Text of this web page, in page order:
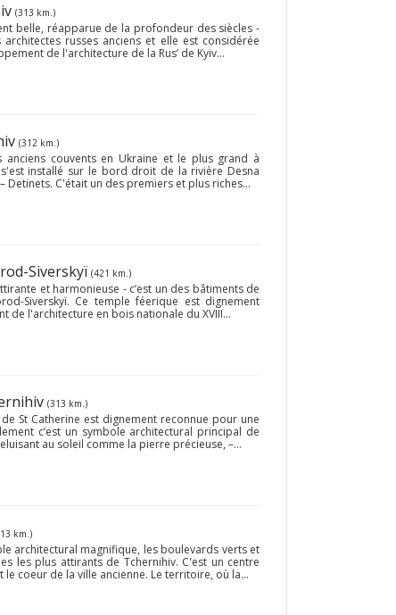
(313 km.)
belle, réapparue de la profondeur des siècles -
russes anciens et elle est considérée
de l'architecture de la Rus’ de Kyiv...
(312 km.)
anciens couvents en Ukraine et le plus grand à
installé sur le bord droit de la rivière Desna
C'était un des premiers et plus riches...
Siverskyï (421 km.)
et harmonieuse - c’est un des bâtiments de
Siverskyï. Ce temple féerique est dignement
de l'architecture en bois nationale du XVIII...
(313 km.)
St Catherine est dignement reconnue pour une
c’est un symbole architectural principal de
au soleil comme la pierre précieuse, –...
km.)
architectural magnifique, les boulevards verts et
les plus attirants de Tchernihiv. C'est un centre
coeur de la ville ancienne. Le territoire, où la...